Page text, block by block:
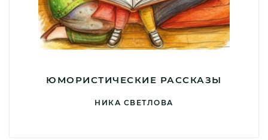
ЮМОРИСТИЧЕСКИЕ РАССКАЗЫ
НИКА СВЕТЛОВА